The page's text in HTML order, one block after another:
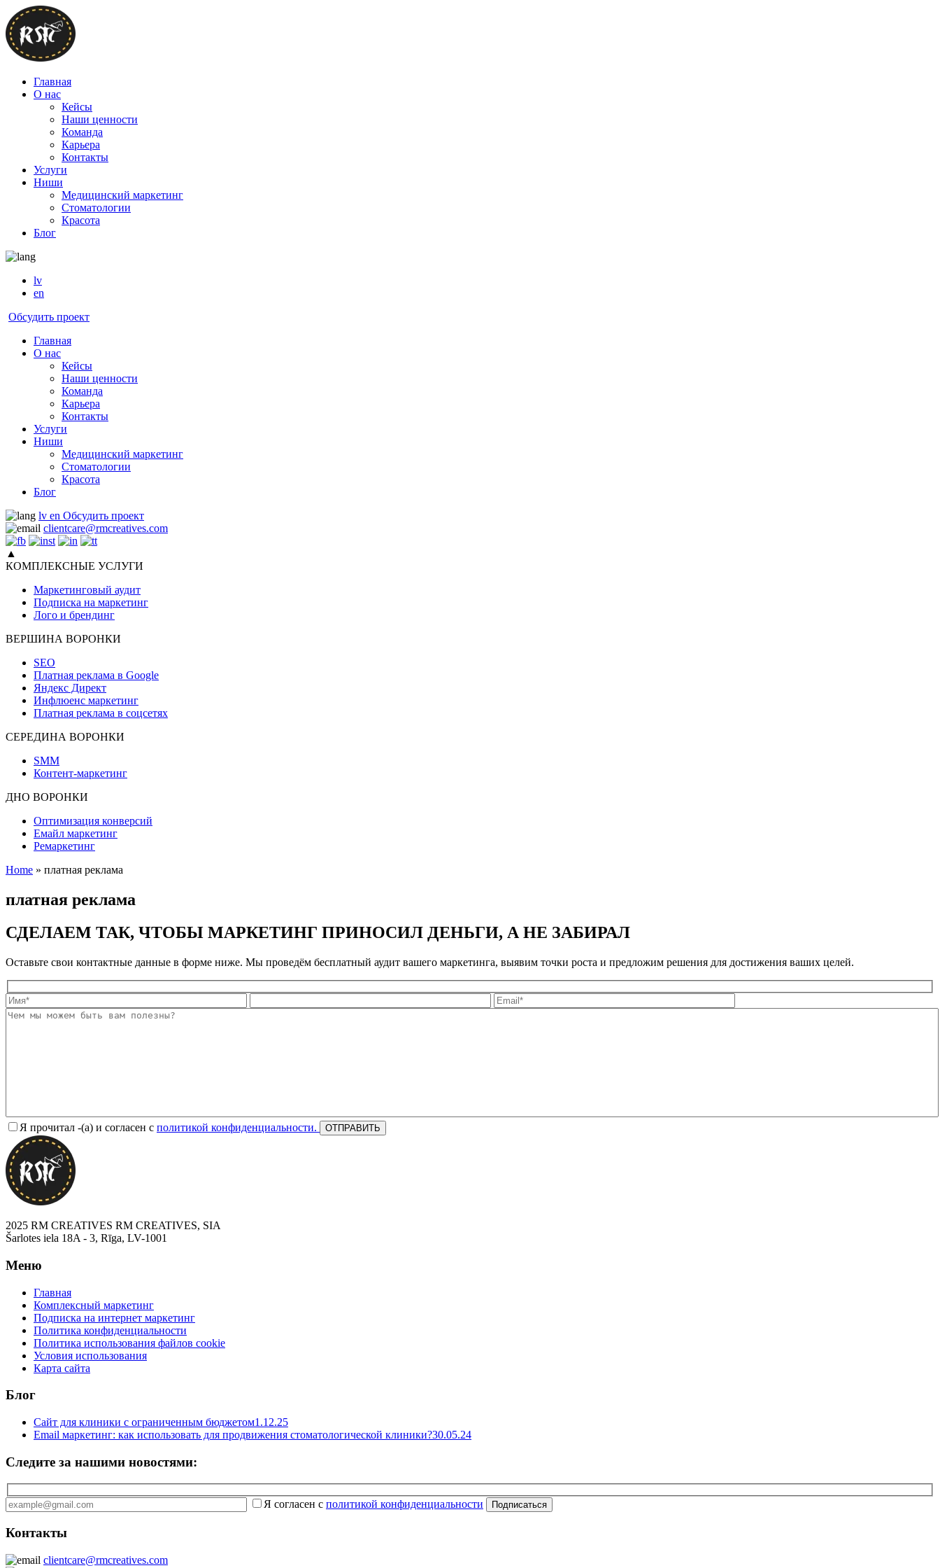
Главная
О нас
Кейсы
Наши ценности
Команда
Карьера
Контакты
Услуги
Ниши
Медицинский маркетинг
Стоматологии
Красота
Блог
lv
en
Обсудить проект
Главная
О нас
Кейсы
Наши ценности
Команда
Карьера
Контакты
Услуги
Ниши
Медицинский маркетинг
Стоматологии
Красота
Блог
lv en Обсудить проект
clientcare@rmcreatives.com
▲
КОМПЛЕКСНЫЕ УСЛУГИ
Маркетинговый аудит
Подписка на маркетинг
Лого и брендинг
ВЕРШИНА ВОРОНКИ
SEO
Платная реклама в Google
Яндекс Директ
Инфлюенс маркетинг
Платная реклама в соцсетях
СЕРЕДИНА ВОРОНКИ
SMM
Контент-маркетинг
ДНО ВОРОНКИ
Оптимизация конверсий
Емайл маркетинг
Ремаркетинг
Home » платная реклама
платная реклама
СДЕЛАЕМ ТАК, ЧТОБЫ МАРКЕТИНГ ПРИНОСИЛ ДЕНЬГИ, А НЕ ЗАБИРАЛ
Оставьте свои контактные данные в форме ниже. Мы проведём бесплатный аудит вашего маркетинга, выявим точки роста и предложим решения для достижения ваших целей.
Я прочитал -(а) и согласен с политикой конфиденциальности.
2025 RM CREATIVES RM CREATIVES, SIA
Šarlotes iela 18A - 3, Rīga, LV-1001
Меню
Главная
Комплексный маркетинг
Подписка на интернет маркетинг
Политика конфиденциальности
Политика использования файлов cookie
Условия использования
Карта сайта
Блог
Сайт для клиники с ограниченным бюджетом1.12.25
Email маркетинг: как использовать для продвижения стоматологической клиники?30.05.24
Следите за нашими новостями:
Я согласен с политикой конфиденциальности
Контакты
clientcare@rmcreatives.com